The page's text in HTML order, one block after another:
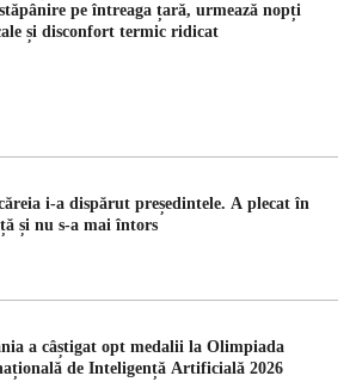
pe întreaga țară, urmează nopți
și disconfort termic ridicat
i-a dispărut președintele. A plecat în
și nu s-a mai întors
a câștigat opt medalii la Olimpiada
de Inteligență Artificială 2026